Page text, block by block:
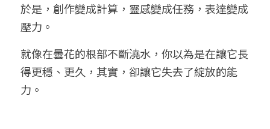
於是，創作變成計算，靈感變成任務，表達變成
壓力。
就像在曇花的根部不斷澆水，你以為是在讓它長
得更穩、更久，其實，卻讓它失去了綻放的能
力。